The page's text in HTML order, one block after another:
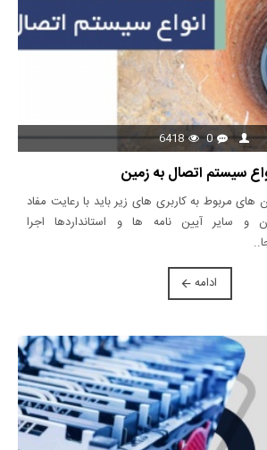
0
6418
سیستم اتصال به زمین
مربوط به کاربری های زیر باید با رعایت مفاد
و سایر آیین نامه ها و استانداردها اجرا
ادامه